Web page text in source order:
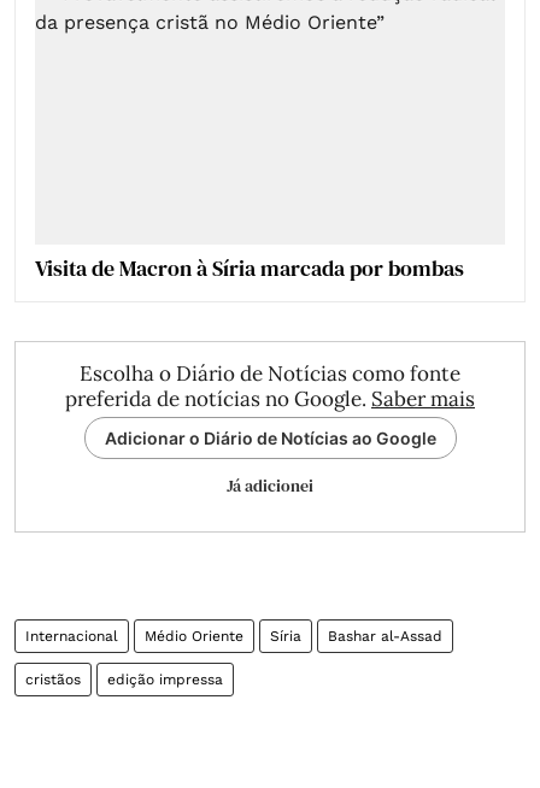
Visita de Macron à Síria marcada por bombas
Escolha o Diário de Notícias como fonte
preferida de notícias no Google. Saber mais
Adicionar o Diário de Notícias ao Google
Já adicionei
Internacional Médio Oriente Síria Bashar al-Assad
cristãos edição impressa